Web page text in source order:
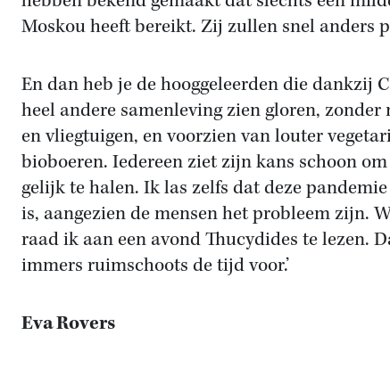
Moskou heeft bereikt. Zij zullen snel anders
En dan heb je de hooggeleerden die dankzij
heel andere samenleving zien gloren,
en vliegtuigen, en voorzien van louter
bioboeren. Iedereen ziet zijn kans schoon
gelijk te halen. Ik las zelfs dat deze
is, aangezien de mensen het probleem zijn.
raad ik aan een avond Thucydides te lezen.
immers ruimschoots de tijd voor.’
Eva Rovers